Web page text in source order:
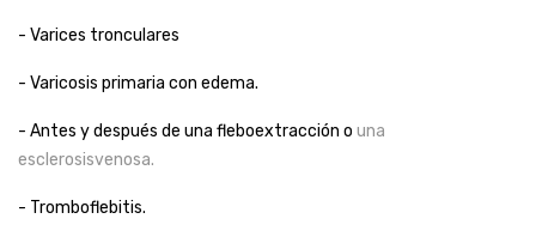
- Varices tronculares
- Varicosis primaria con edema.
- Antes y después de una fleboextracción o una
esclerosisvenosa.
- Tromboflebitis.